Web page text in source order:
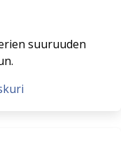
suuruuden